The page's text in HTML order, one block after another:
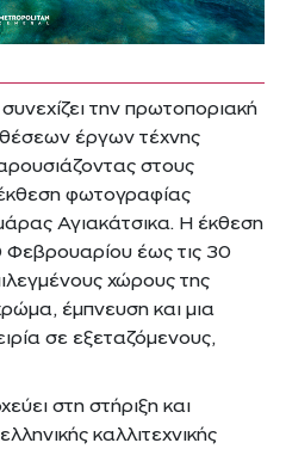
την πρωτοποριακή
έργων τέχνης
στους
φωτογραφίας
Αγιακάτσικα. Η έκθεση
Φεβρουαρίου έως τις 30
χώρους της
έμπνευση και μια
σε εξεταζόμενους,
στη στήριξη και
καλλιτεχνικής